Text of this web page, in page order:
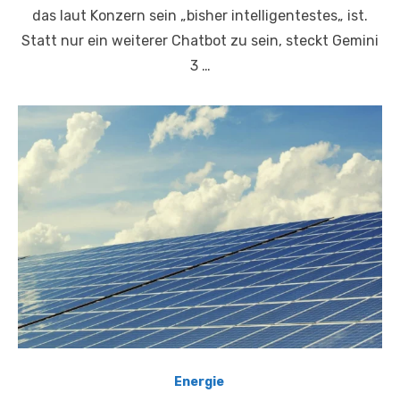
das laut Konzern sein „bisher intelligentestes„ ist.
Statt nur ein weiterer Chatbot zu sein, steckt Gemini
3 …
Energie,